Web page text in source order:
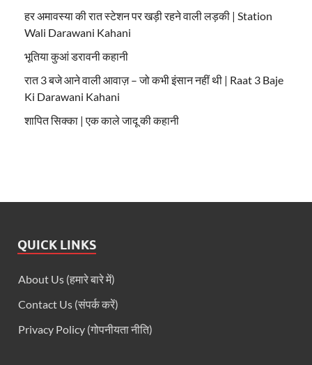
हर अमावस्या की रात स्टेशन पर खड़ी रहने वाली लड़की | Station
Wali Darawani Kahani
भूतिया कुआं डरावनी कहानी
रात 3 बजे आने वाली आवाज़ – जो कभी इंसान नहीं थी | Raat 3 Baje
Ki Darawani Kahani
शापित सिक्का | एक काले जादू की कहानी
QUICK LINKS
About Us (हमारे बारे में)
Contact Us (संपर्क करें)
Privacy Policy (गोपनीयता नीति)